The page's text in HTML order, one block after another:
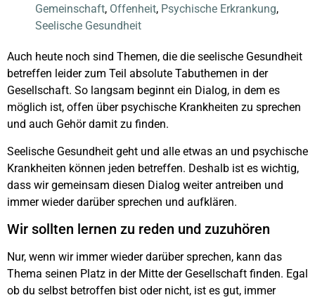
Gemeinschaft, Offenheit, Psychische Erkrankung,
Seelische Gesundheit
Auch heute noch sind Themen, die die seelische Gesundheit
betreffen leider zum Teil absolute Tabuthemen in der
Gesellschaft. So langsam beginnt ein Dialog, in dem es
möglich ist, offen über psychische Krankheiten zu sprechen
und auch Gehör damit zu finden.
Seelische Gesundheit geht und alle etwas an und psychische
Krankheiten können jeden betreffen. Deshalb ist es wichtig,
dass wir gemeinsam diesen Dialog weiter antreiben und
immer wieder darüber sprechen und aufklären.
Wir sollten lernen zu reden und zuzuhören
Nur, wenn wir immer wieder darüber sprechen, kann das
Thema seinen Platz in der Mitte der Gesellschaft finden. Egal
ob du selbst betroffen bist oder nicht, ist es gut, immer